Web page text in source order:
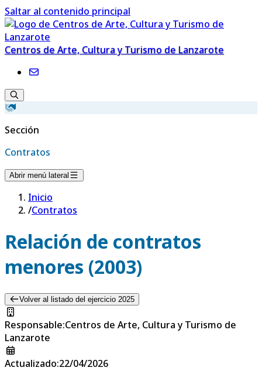
Saltar al contenido principal
Centros de Arte, Cultura y Turismo de Lanzarote
Sección
Contratos
Abrir menú lateral
Inicio
/Contratos
Relación de contratos
menores (2003)
Volver al listado del ejercicio 2025
Responsable:Centros de Arte, Cultura y Turismo de
Lanzarote
Actualizado:22/04/2026